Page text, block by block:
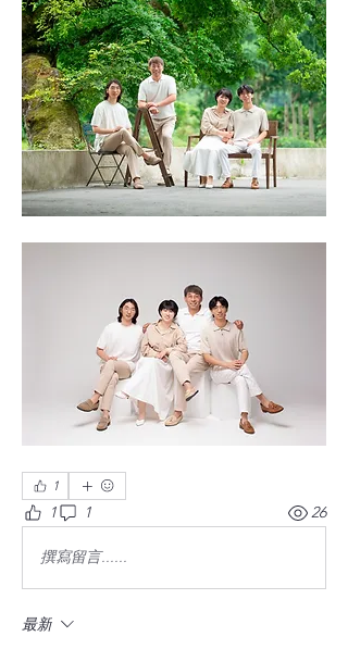
1
1 1 26
撰寫留言......
最新